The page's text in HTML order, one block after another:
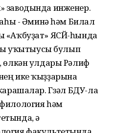
заводында инженер.
- Әминә һәм Билал
«Аҡбуҙат» ЯСЙ-һында
уҡытыусы булып
өлкән улдары Рәлиф
ике ҡыҙҙарына
Гүзәл БДУ-ла
һәм
ә